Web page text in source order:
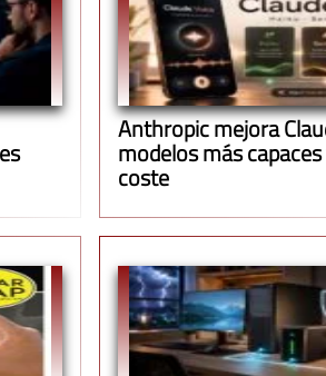
Anthropic mejora
modelos más
coste